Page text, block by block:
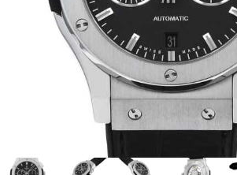
オーデマピゲ ウブロ